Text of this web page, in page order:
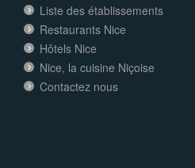
Liste des établissements
Restaurants Nice
Hôtels Nice
Nice, la cuisine Niçoise
Contactez nous